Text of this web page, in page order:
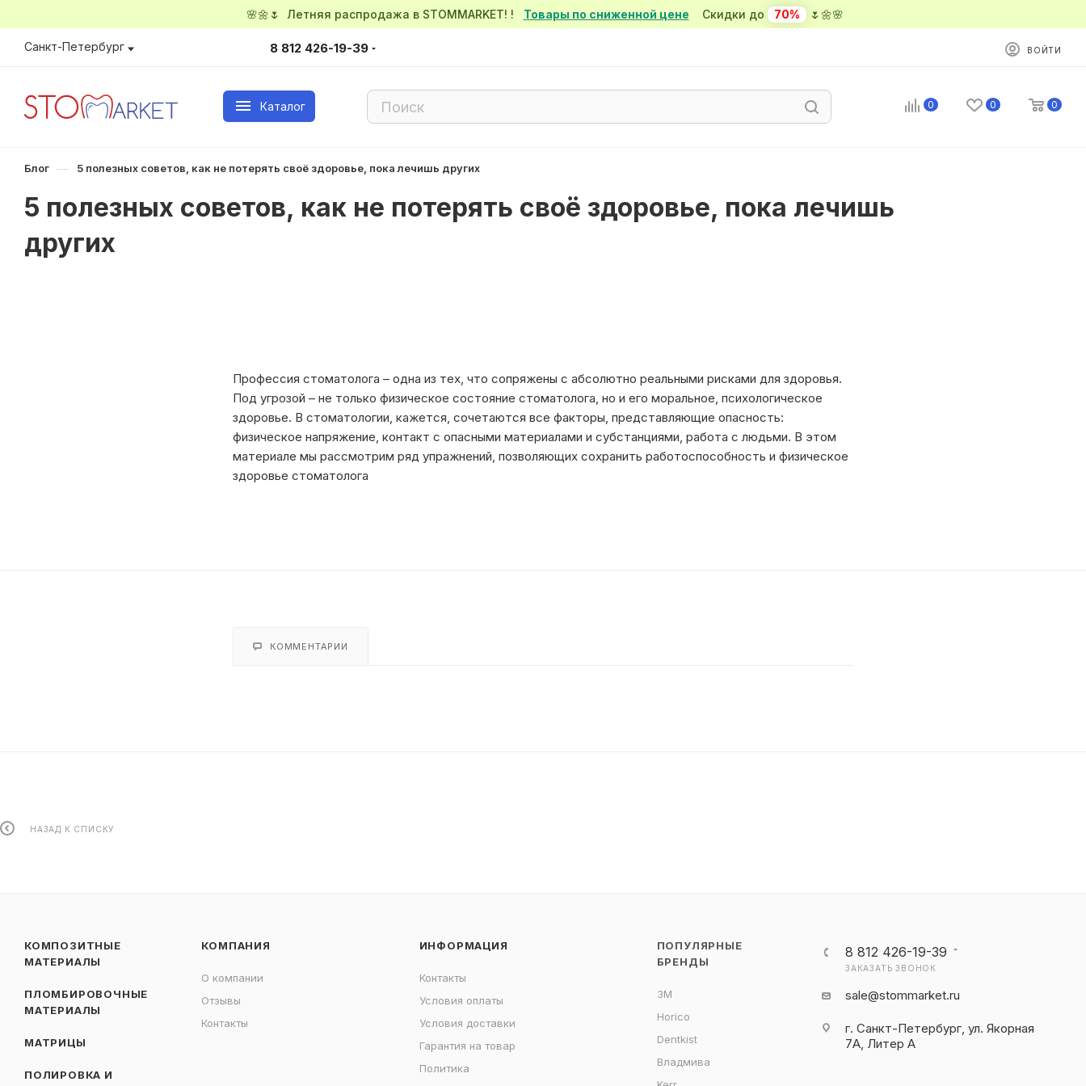
🌸🌼🌷 Летняя распродажа в STOMMARKET! ! Товары по сниженной цене Скидки до 70% 🌷🌼🌸
Санкт-Петербург 8 812 426-19-39 ВОЙТИ
Каталог 0 0 0
Блог — 5 полезных советов, как не потерять своё здоровье, пока лечишь других
5 полезных советов, как не потерять своё здоровье, пока лечишь
других
Профессия стоматолога – одна из тех, что сопряжены с абсолютно реальными рисками для здоровья.
Под угрозой – не только физическое состояние стоматолога, но и его моральное, психологическое
здоровье. В стоматологии, кажется, сочетаются все факторы, представляющие опасность:
физическое напряжение, контакт с опасными материалами и субстанциями, работа с людьми. В этом
материале мы рассмотрим ряд упражнений, позволяющих сохранить работоспособность и физическое
здоровье стоматолога
КОММЕНТАРИИ
НАЗАД К СПИСКУ
КОМПОЗИТНЫЕ
МАТЕРИАЛЫ
ПЛОМБИРОВОЧНЫЕ
МАТЕРИАЛЫ
МАТРИЦЫ
ПОЛИРОВКА И
КОМПАНИЯ
О компании
Отзывы
Контакты
ИНФОРМАЦИЯ
Контакты
Условия оплаты
Условия доставки
Гарантия на товар
Политика
ПОПУЛЯРНЫЕ
БРЕНДЫ
3M
Horico
Dentkist
Владмива
8 812 426-19-39
ЗАКАЗАТЬ ЗВОНОК
sale@stommarket.ru
г. Cанкт-Петербург, ул. Якорная
7А, Литер А